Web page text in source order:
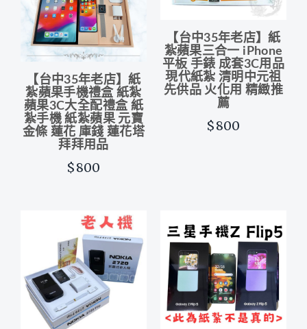
【台中35年老店】紙
紮蘋果手機禮盒 紙紮
蘋果3C大全配禮盒 紙
紮手機 紙紮蘋果 元寶
金條 蓮花 庫錢 蓮花塔
拜拜用品
$800
【台中35年老店】紙
紮蘋果三合一 iPhone
平板 手錶 成套3C用品
現代紙紮 清明中元祖
先供品 火化用 精緻推
薦
$800